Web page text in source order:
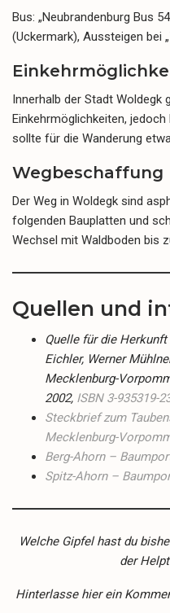
Bus: „Neubrandenburg Bus
(Uckermark), Aussteigen bei
Innerhalb der Stadt Woldegk
Einkehrmöglichkeiten,
sollte für die Wanderung
Wegbeschaffung
Der Weg in Woldegk sind
folgenden Bauplatten und
Wechsel mit Waldboden bis
Quellen und
Quelle für die Herkunft
Eichler, Werner
Mecklenburg-
2002, ISBN 3-935319-
Steckbrief zum
Mecklenburg-
Berg-Ahorn –
Spitz-Ahorn –
Welche Gipfel hast du
der
Hinterlasse hier ein